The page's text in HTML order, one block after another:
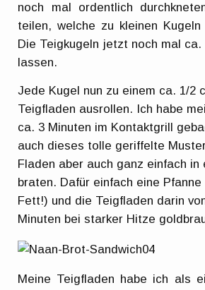
noch mal ordentlich
teilen, welche zu kleinen
Die Teigkugeln jetzt noch mal ca.
lassen.
Jede Kugel nun zu einem ca. 1/2
Teigfladen ausrollen. Ich habe
ca. 3 Minuten im Kontaktgrill
auch dieses tolle geriffelte
Fladen aber auch ganz einfach in
braten. Dafür einfach eine
Fett!) und die Teigfladen darin
Minuten bei starker Hitze
Meine Teigfladen habe ich als